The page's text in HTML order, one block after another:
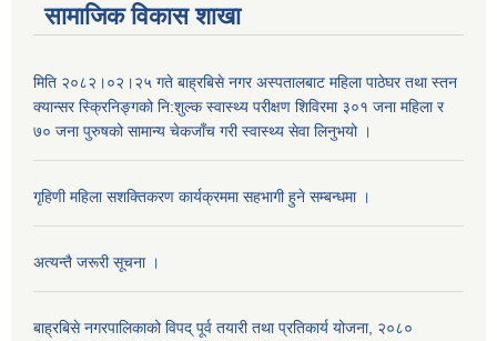
सामाजिक विकास शाखा
मिति २०८२।०२।२५ गते बाह्रबिसे नगर अस्पतालबाट महिला पाठेघर तथा स्तन
क्यान्सर स्क्रिनिङ्गको नि:शुल्क स्वास्थ्य परीक्षण शिविरमा ३०१ जना महिला र
७० जना पुरुषको सामान्य चेकजाँच गरी स्वास्थ्य सेवा लिनुभयो ।
गृहिणी महिला सशक्तिकरण कार्यक्रममा सहभागी हुने सम्बन्धमा ।
अत्यन्तै जरूरी सूचना ।
बाह्रबिसे नगरपालिकाको विपद् पूर्व तयारी तथा प्रतिकार्य योजना, २०८०